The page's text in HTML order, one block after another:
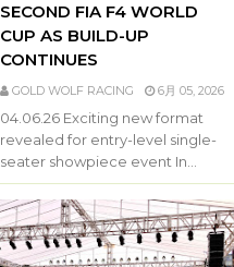
SECOND FIA F4 WORLD
CUP AS BUILD-UP
CONTINUES
GOLD WOLF RACING 6月 05, 2026
04.06.26 Exciting new format
revealed for entry-level single-
seater showpiece event In…